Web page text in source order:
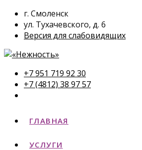
г. Смоленск
ул. Тухачевского, д. 6
Версия для слабовидящих
+7 951 719 92 30
+7 (4812) 38 97 57
ГЛАВНАЯ
УСЛУГИ